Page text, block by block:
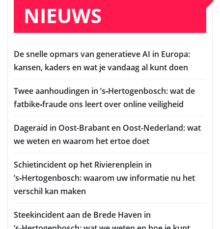
NIEUWS
De snelle opmars van generatieve AI in Europa:
kansen, kaders en wat je vandaag al kunt doen
Twee aanhoudingen in ’s‑Hertogenbosch: wat de
fatbike‑fraude ons leert over online veiligheid
Dageraid in Oost-Brabant en Oost-Nederland: wat
we weten en waarom het ertoe doet
Schietincident op het Rivierenplein in
’s‑Hertogenbosch: waarom uw informatie nu het
verschil kan maken
Steekincident aan de Brede Haven in